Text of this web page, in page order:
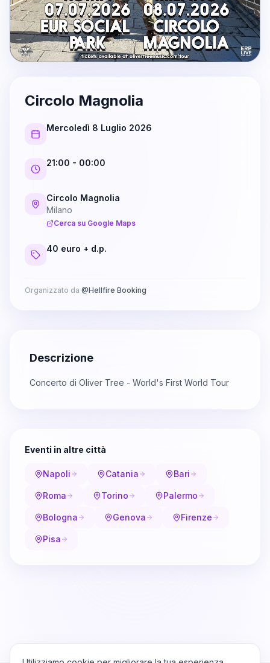
Circolo Magnolia
Mercoledì 8 Luglio 2026
21:00 - 00:00
Circolo Magnolia
Milano
Cerca su Google Maps
40 euro + d.p.
Organizzato da @Hellfire Booking
Descrizione
Concerto di Oliver Tree - World's First World Tour
Eventi in altre città
Napoli Catania Bari
Roma Torino Palermo
Bologna Genova Firenze
Pisa